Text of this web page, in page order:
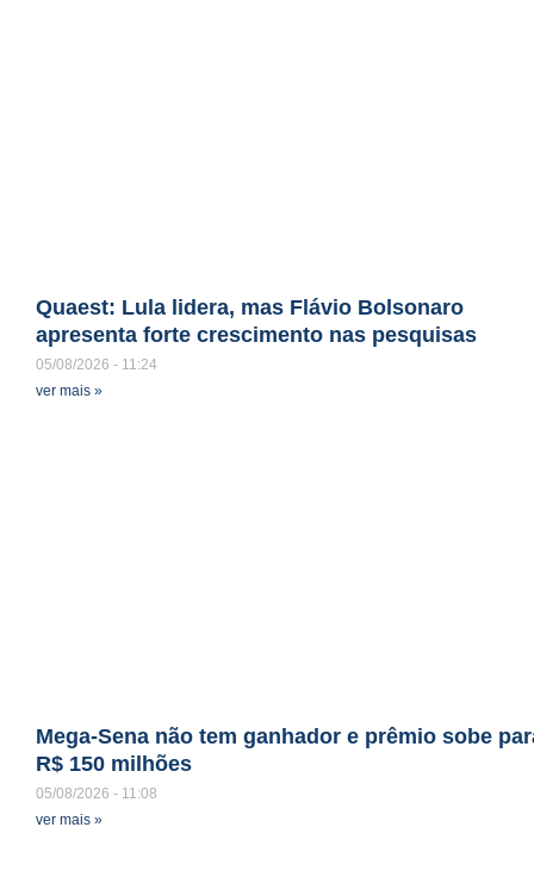
Quaest: Lula lidera, mas Flávio Bolsonaro
apresenta forte crescimento nas pesquisas
05/08/2026
11:24
ver mais »
Mega-Sena não tem ganhador e prêmio sobe
R$ 150 milhões
05/08/2026
11:08
ver mais »